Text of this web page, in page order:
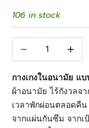
106 in stock
Decrease quantity
กางเกงในอนามัย แ
ผ้าอนามัย ไร้กังวลจ
เวลาพักผ่อนตลอดคื
จากแผ่นกันซึม จากเ